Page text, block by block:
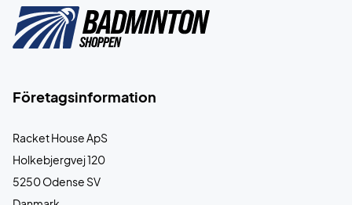
Företagsinformation
Racket House ApS
Holkebjergvej 120
5250 Odense SV